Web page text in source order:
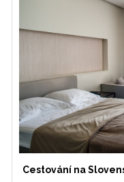
Cestování na